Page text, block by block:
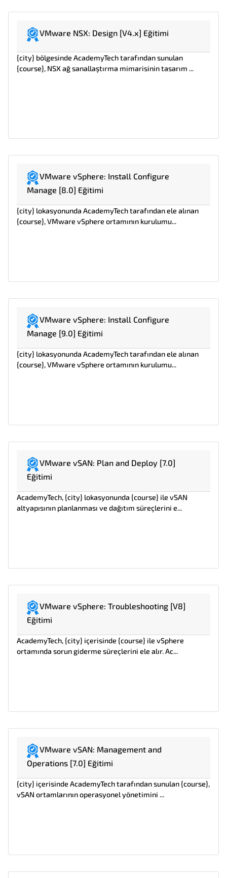
VMware NSX: Design [V4.x] Eğitimi
{city} bölgesinde AcademyTech tarafından sunulan
{course}, NSX ağ sanallaştırma mimarisinin tasarım ...
VMware vSphere: Install Configure
Manage [8.0] Eğitimi
{city} lokasyonunda AcademyTech tarafından ele alınan
{course}, VMware vSphere ortamının kurulumu...
VMware vSphere: Install Configure
Manage [9.0] Eğitimi
{city} lokasyonunda AcademyTech tarafından ele alınan
{course}, VMware vSphere ortamının kurulumu...
VMware vSAN: Plan and Deploy [7.0]
Eğitimi
AcademyTech, {city} lokasyonunda {course} ile vSAN
altyapısının planlanması ve dağıtım süreçlerini e...
VMware vSphere: Troubleshooting [V8]
Eğitimi
AcademyTech, {city} içerisinde {course} ile vSphere
ortamında sorun giderme süreçlerini ele alır. Ac...
VMware vSAN: Management and
Operations [7.0] Eğitimi
{city} içerisinde AcademyTech tarafından sunulan {course},
vSAN ortamlarının operasyonel yönetimini ...